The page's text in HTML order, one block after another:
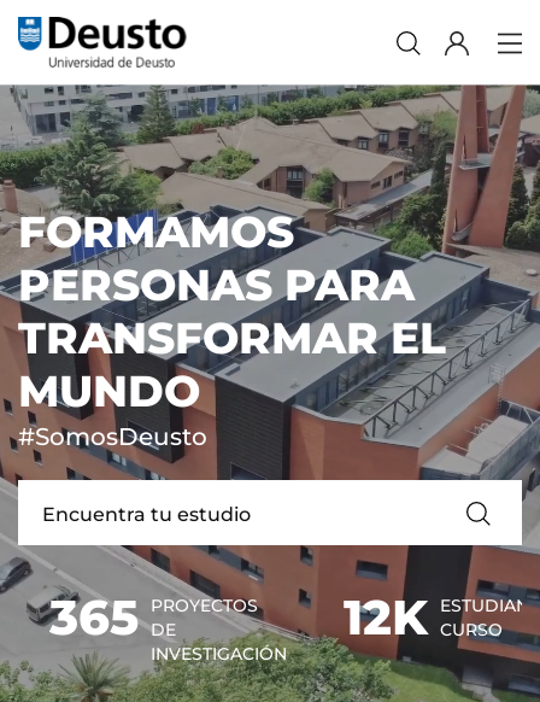
FORMAMOS
PERSONAS PARA
TRANSFORMAR EL
MUNDO
#SomosDeusto
365
PROYECTOS
DE
INVESTIGACIÓN
12K CURSO